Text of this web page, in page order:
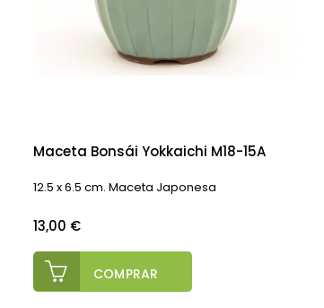
Maceta Bonsái Yokkaichi M18-15A
12.5 x 6.5 cm. Maceta Japonesa
Precio
13,00 €
COMPRAR